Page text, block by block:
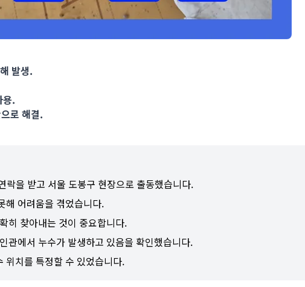
발생.
용.
로 해결.
을 받고 서울 도봉구 현장으로 출동했습니다.
해 어려움을 겪었습니다.
히 찾아내는 것이 중요합니다.
관에서 누수가 발생하고 있음을 확인했습니다.
위치를 특정할 수 있었습니다.